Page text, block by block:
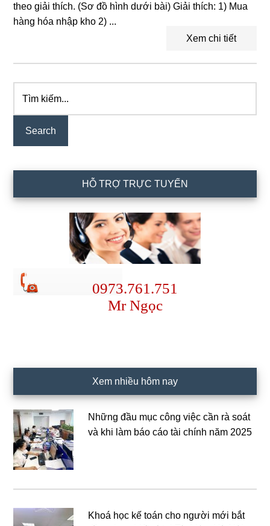
theo giải thích. (Sơ đồ hình dưới bài) Giải thích: 1) Mua
hàng hóa nhập kho 2) ...
Xem chi tiết
Primary
Sidebar
kiếm...
HỖ TRỢ TRỰC TUYẾN
0973.761.751
Mr Ngọc
Xem nhiều hôm nay
Những đầu mục công việc cần rà soát
và khi làm báo cáo tài chính năm 2025
Khoá học kế toán cho người mới bắt